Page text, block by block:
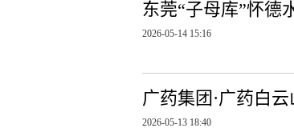
东莞“子母库”怀德
2026-05-14 15:16
广药集团·广药白
2026-05-13 18:40